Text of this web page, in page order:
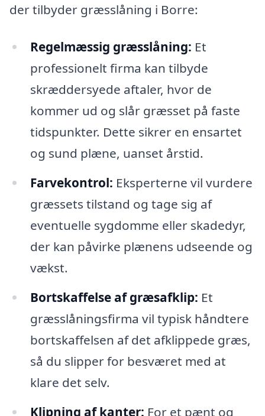
der tilbyder græsslåning i Borre:
Regelmæssig græsslåning: Et
professionelt firma kan tilbyde
skræddersyede aftaler, hvor de
kommer ud og slår græsset på faste
tidspunkter. Dette sikrer en ensartet
og sund plæne, uanset årstid.
Farvekontrol: Eksperterne vil vurdere
græssets tilstand og tage sig af
eventuelle sygdomme eller skadedyr,
der kan påvirke plænens udseende og
vækst.
Bortskaffelse af græsafklip: Et
græsslåningsfirma vil typisk håndtere
bortskaffelsen af det afklippede græs,
så du slipper for besværet med at
klare det selv.
Klipning af kanter: For et pænt og